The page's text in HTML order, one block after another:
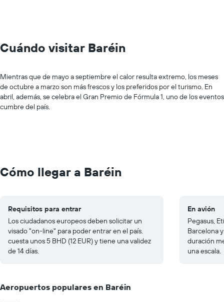
Cuándo visitar Baréin
Mientras que de mayo a septiembre el calor resulta extremo, los meses
de octubre a marzo son más frescos y los preferidos por el turismo. En
abril, además, se celebra el Gran Premio de Fórmula 1, uno de los eventos
cumbre del país.
Cómo llegar a Baréin
Requisitos para entrar
Los ciudadanos europeos deben solicitar un
visado "on-line" para poder entrar en el país.
cuesta unos 5 BHD (12 EUR) y tiene una validez
de 14 días.
En avión
Pegasus,
Barcelona
duración
una escala.
Aeropuertos populares en Baréin